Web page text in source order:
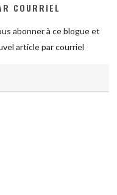
COURRIEL
abonner à ce blogue et
article par courriel